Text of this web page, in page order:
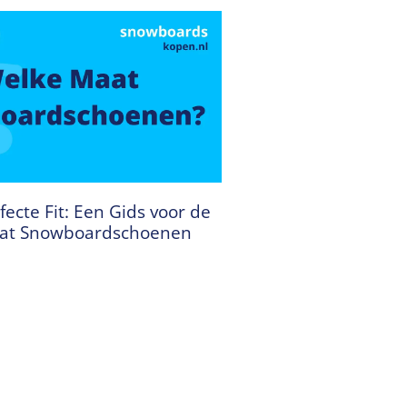
Fit: Een Gids voor de
Snowboardschoenen